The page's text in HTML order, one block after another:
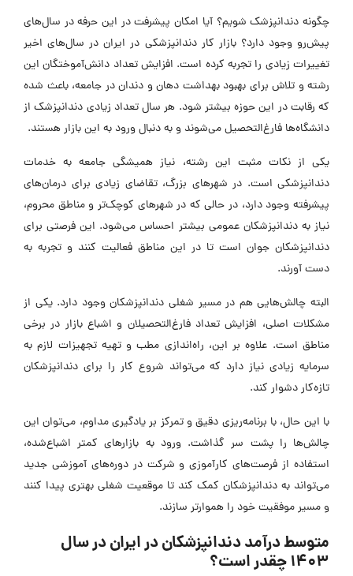
چگونه دندانپزشک شویم؟ آیا امکان پیشرفت در این حرفه در سال‌های
پیش‌رو وجود دارد؟ بازار کار دندانپزشکی در ایران در سال‌های اخیر
تغییرات زیادی را تجربه کرده است. افزایش تعداد دانش‌آموختگان این
رشته و تلاش برای بهبود بهداشت دهان و دندان در جامعه، باعث شده
که رقابت در این حوزه بیشتر شود. هر سال تعداد زیادی دندانپزشک از
دانشگاه‌ها فارغ‌التحصیل می‌شوند و به دنبال ورود به این بازار هستند.
یکی از نکات مثبت این رشته، نیاز همیشگی جامعه به خدمات
دندانپزشکی است. در شهر‌های بزرگ، تقاضای زیادی برای درمان‌های
پیشرفته وجود دارد، در حالی که در شهر‌های کوچک‌تر و مناطق محروم،
نیاز به دندانپزشکان عمومی بیشتر احساس می‌شود. این فرصتی برای
دندانپزشکان جوان است تا در این مناطق فعالیت کنند و تجربه به
دست آورند.
البته چالش‌هایی هم در مسیر شغلی دندانپزشکان وجود دارد. یکی از
مشکلات اصلی، افزایش تعداد فارغ‌التحصیلان و اشباع بازار در برخی
مناطق است. علاوه بر این، راه‌اندازی مطب و تهیه تجهیزات لازم به
سرمایه زیادی نیاز دارد که می‌تواند شروع کار را برای دندانپزشکان
تازه‌کار دشوار کند.
با این حال، با برنامه‌ریزی دقیق و تمرکز بر یادگیری مداوم، می‌توان این
چالش‌ها را پشت سر گذاشت. ورود به بازار‌های کمتر اشباع‌شده،
استفاده از فرصت‌های کارآموزی و شرکت در دوره‌های آموزشی جدید
می‌تواند به دندانپزشکان کمک کند تا موقعیت شغلی بهتری پیدا کنند
و مسیر موفقیت خود را هموارتر سازند.
متوسط درآمد دندانپزشکان در ایران در سال
1403 چقدر است؟